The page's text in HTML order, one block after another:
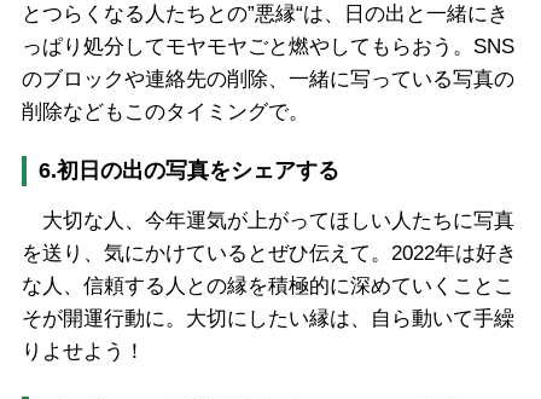
とつらくなる人たちとの”悪縁“は、日の出と一緒にき
っぱり処分してモヤモヤごと燃やしてもらおう。SNS
のブロックや連絡先の削除、一緒に写っている写真の
削除などもこのタイミングで。
6.初日の出の写真をシェアする
大切な人、今年運気が上がってほしい人たちに写真
を送り、気にかけているとぜひ伝えて。2022年は好き
な人、信頼する人との縁を積極的に深めていくことこ
そが開運行動に。大切にしたい縁は、自ら動いて手繰
りよせよう！